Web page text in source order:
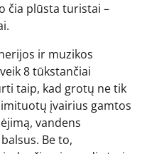
čia plūsta turistai –
ir muzikos
8 tūkstančiai
taip, kad grotų ne tik
įvairius gamtos
vandens
Be to,